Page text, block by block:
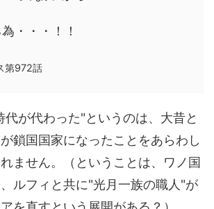
・・・！！
第972話
代が代わった"というのは、大昔と
鎖国国家になったことをあらわし
ません。（ということは、ワノ国
ルフィと共に"光月一族の職人"が